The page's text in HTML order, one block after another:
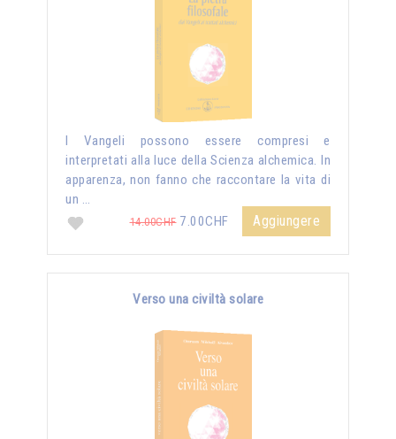
I Vangeli possono essere compresi e
interpretati alla luce della Scienza alchemica. In
apparenza, non fanno che raccontare la vita di
un …
14.00CHF7.00CHF Aggiungere
Verso una civiltà solare